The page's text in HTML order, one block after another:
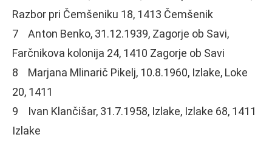
Razbor pri Čemšeniku 18, 1413 Čemšenik
7 Anton Benko, 31.12.1939, Zagorje ob Savi,
Farčnikova kolonija 24, 1410 Zagorje ob Savi
8 Marjana Mlinarič Pikelj, 10.8.1960, Izlake, Loke
20, 1411
9 Ivan Klančišar, 31.7.1958, Izlake, Izlake 68, 1411
Izlake